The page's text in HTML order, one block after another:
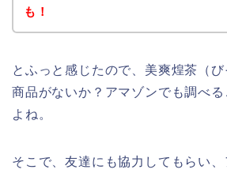
も！
とふっと感じたので、美爽煌茶（
商品がないか？アマゾンでも調べ
よね。
そこで、友達にも協力してもらい